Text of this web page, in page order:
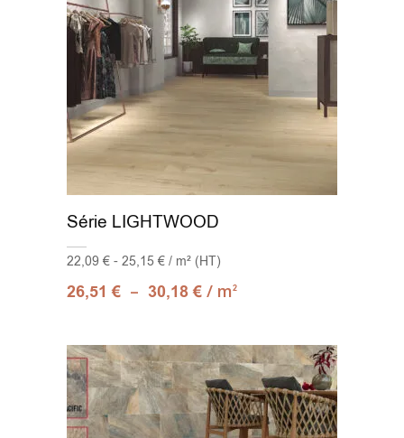
Série LIGHTWOOD
22,09 € - 25,15 € / m² (HT)
26,51€ – 30,18€ / m2